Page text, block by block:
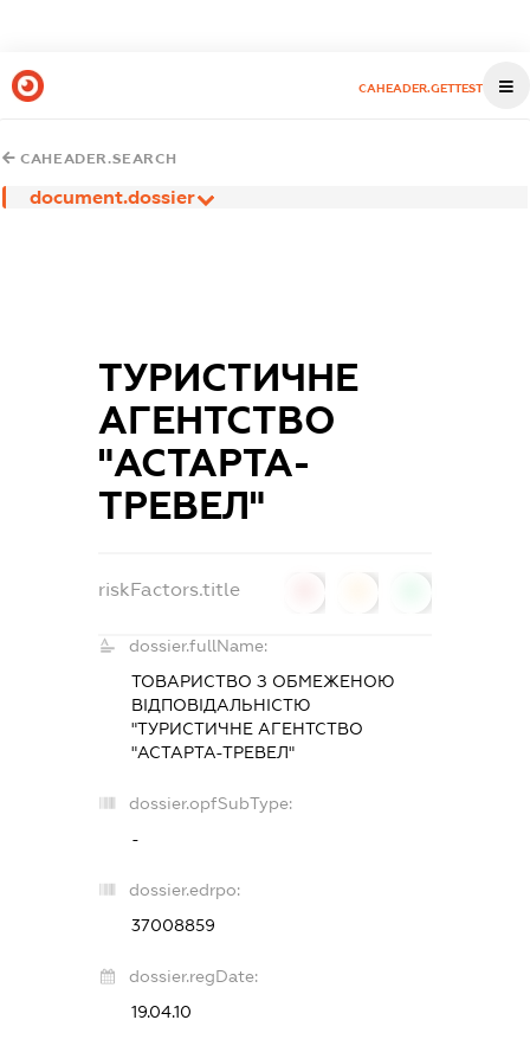
CAHEADER.GETTEST
CAHEADER.SEARCH
document.dossier
ТУРИСТИЧНЕ
АГЕНТСТВО
"АСТАРТА-
ТРЕВЕЛ"
riskFactors.title
dossier.fullName:
ТОВАРИСТВО З ОБМЕЖЕНОЮ
ВІДПОВІДАЛЬНІСТЮ
"ТУРИСТИЧНЕ АГЕНТСТВО
"АСТАРТА-ТРЕВЕЛ"
dossier.opfSubType:
-
dossier.edrpo:
37008859
dossier.regDate:
19.04.10